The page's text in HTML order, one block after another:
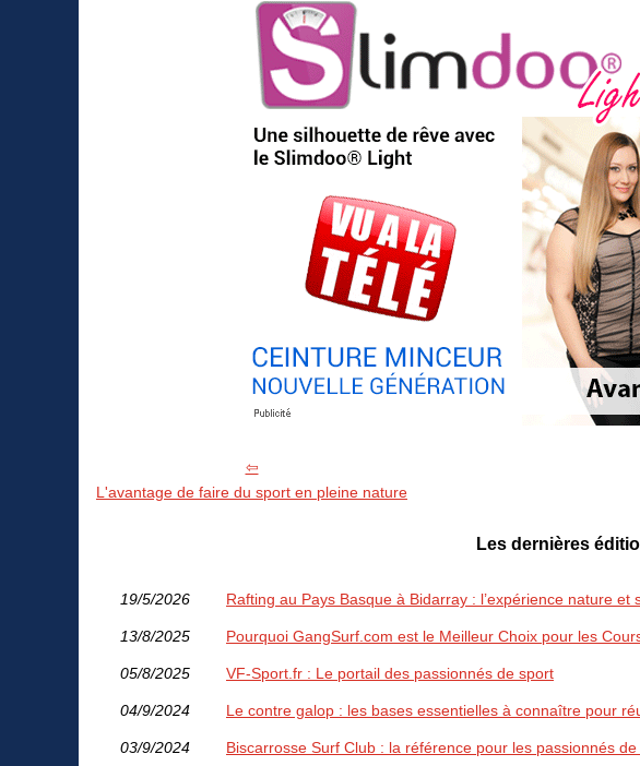
L'avantage de faire du sport en pleine nature
Les dernières
19/5/2026 Rafting au Pays Basque à Bidarray : l’expérience nature et
13/8/2025 Pourquoi GangSurf.com est le Meilleur Choix pour les
05/8/2025 VF-Sport.fr : Le portail des passionnés de sport
04/9/2024 Le contre galop : les bases essentielles à connaître pour
03/9/2024 Biscarrosse Surf Club : la référence pour les passionnés